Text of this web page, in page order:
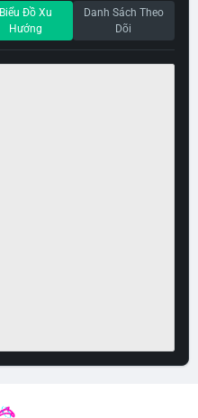
Biểu Đồ Xu
Hướng
Danh Sách Theo
Dõi